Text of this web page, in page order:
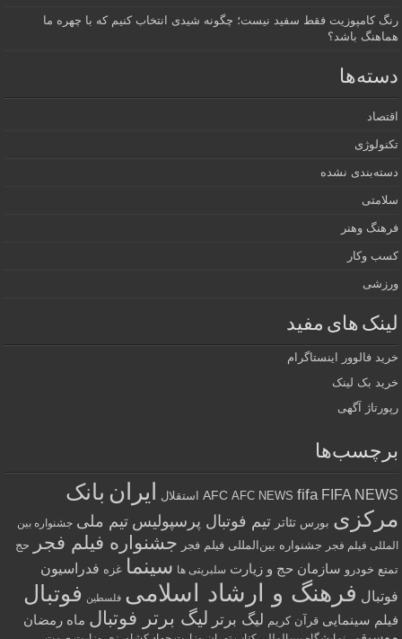
رنگ کامپوزیت فقط سفید نیست؛ چگونه شیدی انتخاب کنیم که با چهره ما
هماهنگ باشد؟
دسته‌ها
اقتصاد
تکنولوژی
دسته‌بندی نشده
سلامتی
فرهنگ وهنر
کسب وکار
ورزشی
لینک های مفید
خرید فالوور اینستاگرام
خرید بک لینک
رپورتاژ آگهی
برچسب‌ها
AFC AFC NEWS fifa FIFA NEWS استقلال ایران بانک
مرکزی بورس تئاتر تیم فوتبال پرسپولیس تیم ملی جشنواره بین
المللی فیلم فجر جشنواره بین‌المللی فیلم فجر جشنواره فیلم فجر
حج
تمتع خودرو سازمان حج و زیارت سلبریتی ها سینما غزه فدراسیون
فوتبال فرهنگ و ارشاد اسلامی فلسطین فوتبال
فیلم سینمایی قرآن کریم لیگ برتر لیگ برتر فوتبال ماه رمضان